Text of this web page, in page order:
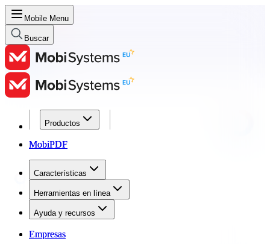
Mobile Menu
Buscar
Productos
MobiPDF
Características
Herramientas en línea
Ayuda y recursos
Empresas
Productos
MobiPDF
Características
Herramientas en línea
Ayuda y recursos
Empresas